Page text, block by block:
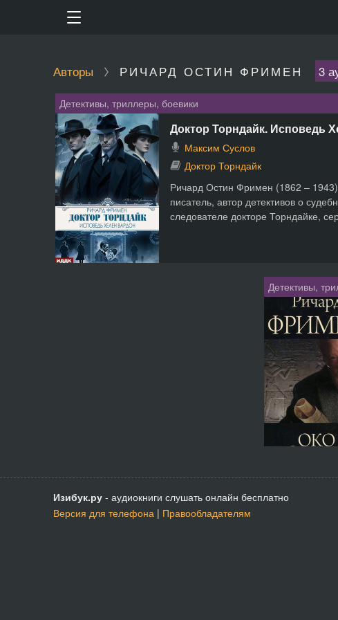
Авторы РИЧАРД ОСТИН ФРИМЕН 3
Детективы, триллеры, боевики
Доктор Торндайк. Исповедь
Максим Суслов
Доктор Торндайк
Ричард Остин Фримен (1862 – 1943)
писатель, автор детективов о
следователе докторе Торндайке,
Детективы,
Изибук.ру - аудиокниги слушать онлайн бесплатно
Версия для телефона | Правообладателям